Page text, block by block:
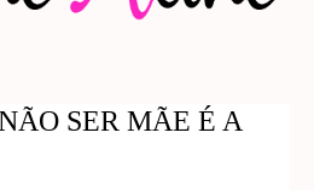
SER MÃE É A